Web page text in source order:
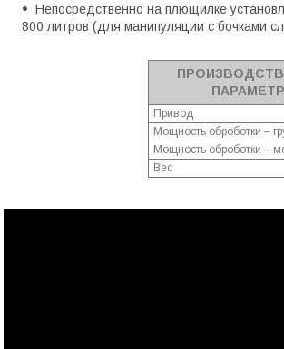
Непосредственно на плющилке
800 литров (для манипуляции с бочками
Привод
Мощность оброботки –
Мощность оброботки –
Вес